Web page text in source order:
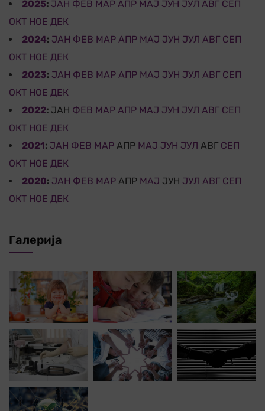
2025: ЈАН ФЕВ МАР АПР МАЈ ЈУН ЈУЛ АВГ СЕП
ОКТ НОЕ ДЕК
2024: ЈАН ФЕВ МАР АПР МАЈ ЈУН ЈУЛ АВГ СЕП
ОКТ НОЕ ДЕК
2023: ЈАН ФЕВ МАР АПР МАЈ ЈУН ЈУЛ АВГ СЕП
ОКТ НОЕ ДЕК
2022: ЈАН ФЕВ МАР АПР МАЈ ЈУН ЈУЛ АВГ СЕП
ОКТ НОЕ ДЕК
2021: ЈАН ФЕВ МАР АПР МАЈ ЈУН ЈУЛ АВГ СЕП
ОКТ НОЕ ДЕК
2020: ЈАН ФЕВ МАР АПР МАЈ ЈУН ЈУЛ АВГ СЕП
ОКТ НОЕ ДЕК
Галерија